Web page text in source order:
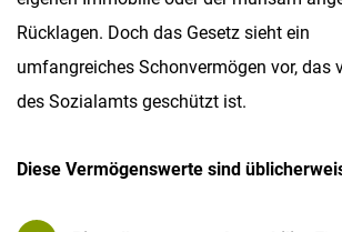
gemacht werden.
die harte 100.000-Euro-Grenze
Rücklagen. Doch das Gesetz sieht ein
umfangreiches Schonvermögen vor, das
des Sozialamts geschützt ist.
Diese Vermögenswerte sind